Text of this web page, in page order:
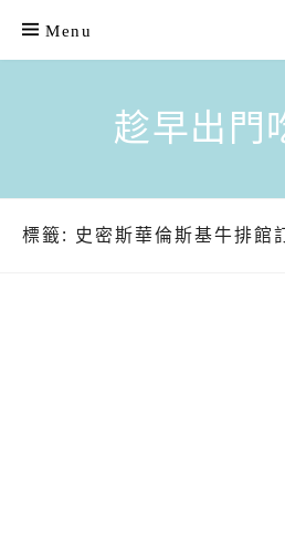
content
Menu
趁早出門
標籤: 史密斯華倫斯基牛排館